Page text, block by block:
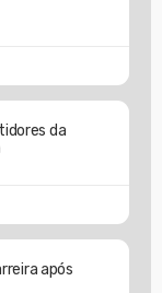
da
após